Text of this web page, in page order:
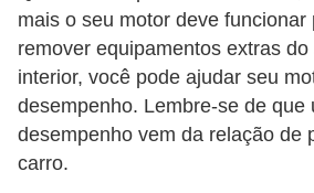
mais o seu motor deve funcionar
remover equipamentos extras
interior, você pode ajudar seu
desempenho. Lembre-se de que
desempenho vem da relação de
carro.